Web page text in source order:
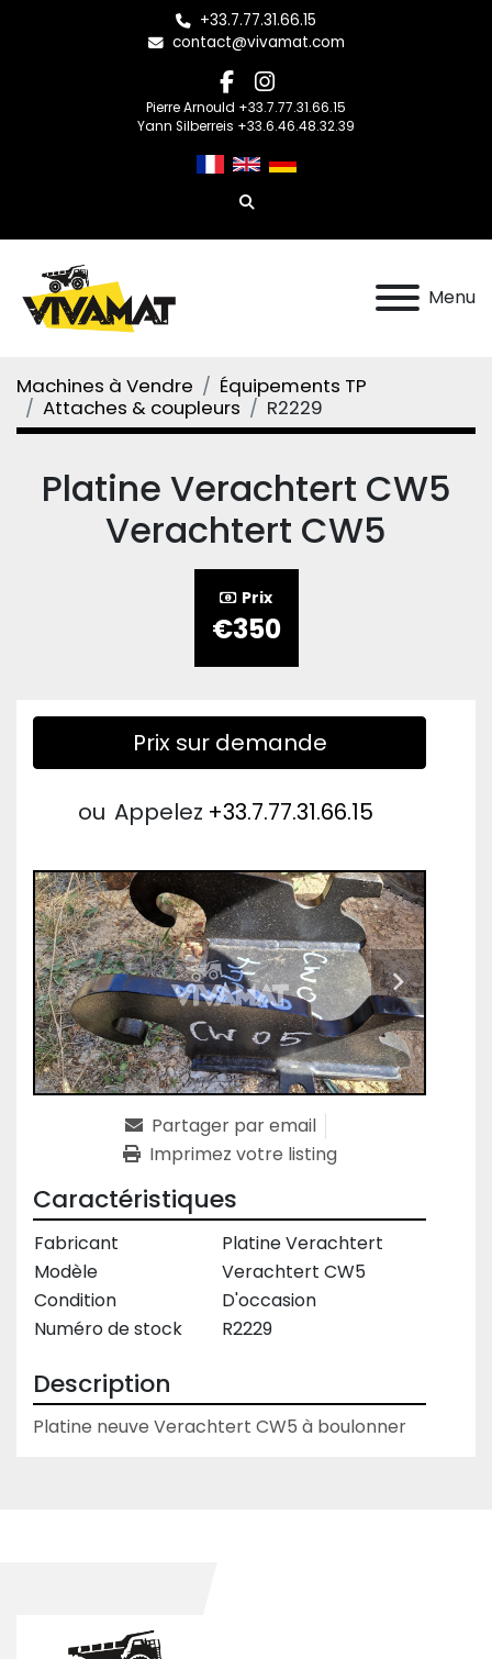
+33.7.77.31.66.15
contact@vivamat.com
facebook
instagram
Pierre Arnould +33.7.77.31.66.15
Yann Silberreis +33.6.46.48.32.39
Rechercher
Menu
Machines à Vendre
Équipements TP
Attaches & coupleurs
R2229
Platine Verachtert CW5
Verachtert CW5
Prix
€350
Prix sur demande
ou Appelez +33.7.77.31.66.15
Partager par email
Imprimez votre listing
Caractéristiques
Fabricant
Platine Verachtert
Modèle
Verachtert CW5
Condition
D'occasion
Numéro de stock
R2229
Description
Platine neuve Verachtert CW5 à boulonner